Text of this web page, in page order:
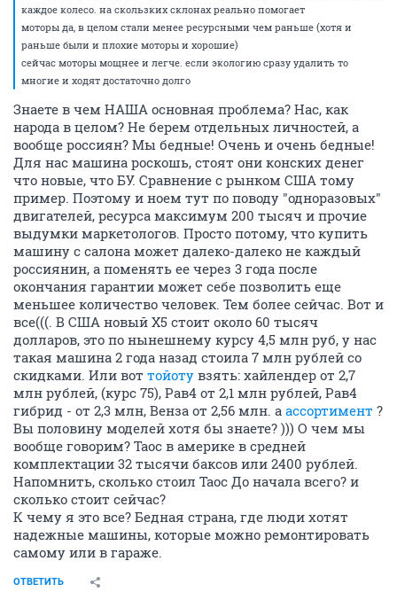
каждое колесо. на скользких склонах реально помогает
моторы да, в целом стали менее ресурсными чем раньше (хотя и
раньше были и плохие моторы и хорошие)
сейчас моторы мощнее и легче. если экологию сразу удалить то
многие и ходят достаточно долго
Знаете в чем НАША основная проблема? Нас, как
народа в целом? Не берем отдельных личностей, а
вообще россиян? Мы бедные! Очень и очень бедные!
Для нас машина роскошь, стоят они конских денег
что новые, что БУ. Сравнение с рынком США тому
пример. Поэтому и ноем тут по поводу "одноразовых"
двигателей, ресурса максимум 200 тысяч и прочие
выдумки маркетологов. Просто потому, что купить
машину с салона может далеко-далеко не каждый
россиянин, а поменять ее через 3 года после
окончания гарантии может себе позволить еще
меньшее количество человек. Тем более сейчас. Вот и
все(((. В США новый Х5 стоит около 60 тысяч
долларов, это по нынешнему курсу 4,5 млн руб, у нас
такая машина 2 года назад стоила 7 млн рублей со
скидками. Или вот тойоту взять: хайлендер от 2,7
млн рублей, (курс 75), Рав4 от 2,1 млн рублей, Рав4
гибрид - от 2,3 млн, Венза от 2,56 млн. а ассортимент ?
Вы половину моделей хотя бы знаете? ))) О чем мы
вообще говорим? Таос в америке в средней
комплектации 32 тысячи баксов или 2400 рублей.
Напомнить, сколько стоил Таос До начала всего? и
сколько стоит сейчас?
К чему я это все? Бедная страна, где люди хотят
надежные машины, которые можно ремонтировать
самому или в гараже.
ОТВЕТИТЬ